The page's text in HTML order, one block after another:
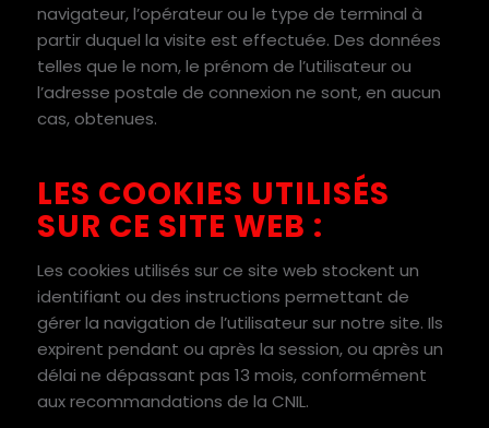
navigateur, l’opérateur ou le type de terminal à
partir duquel la visite est effectuée. Des données
telles que le nom, le prénom de l’utilisateur ou
l’adresse postale de connexion ne sont, en aucun
cas, obtenues.
LES COOKIES UTILISÉS
SUR CE SITE WEB :
Les cookies utilisés sur ce site web stockent un
identifiant ou des instructions permettant de
gérer la navigation de l’utilisateur sur notre site. Ils
expirent pendant ou après la session, ou après un
délai ne dépassant pas 13 mois, conformément
aux recommandations de la CNIL.